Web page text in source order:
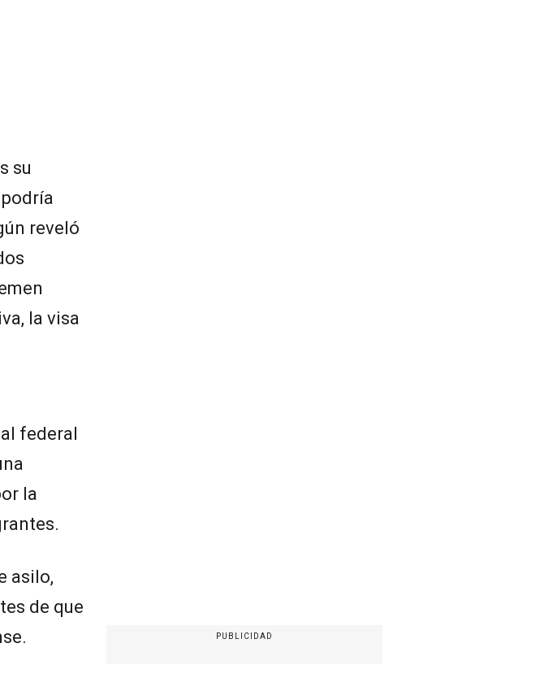
su
reveló
la visa
federal
la
asilo,
de que
PUBLICIDAD